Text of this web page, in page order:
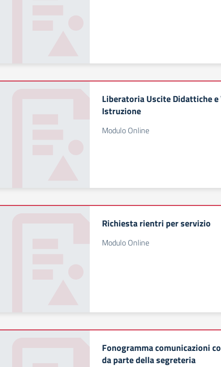
Liberatoria Uscite Didattiche
Istruzione
Modulo Online
Richiesta rientri per servizio
Modulo Online
Fonogramma comunicazioni
da parte della segreteria